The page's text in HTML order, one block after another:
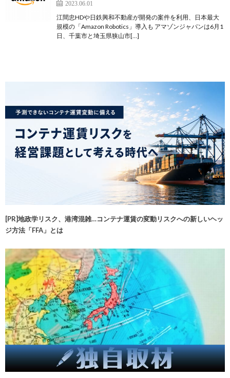
2023.06.01
江間忠HDや日鉄興和不動産が開発の案件を利用、日本最大
規模の「Amazon Robotics」導入も アマゾンジャパンは6月1
日、千葉市と埼玉県狭山市[…]
[PR]地政学リスク、港湾混雑…コンテナ運賃の変動リスクへの新しいヘッ
ジ方法「FFA」とは